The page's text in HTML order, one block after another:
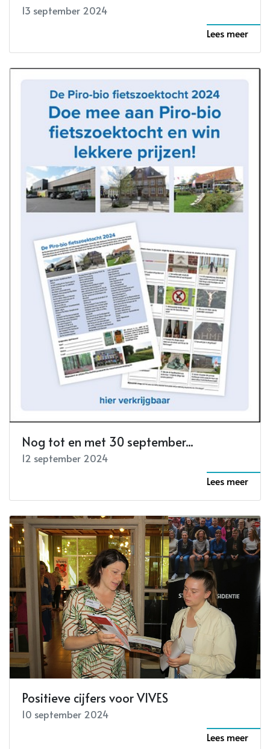
13 september 2024
Lees meer
Nog tot en met 30 september...
12 september 2024
Lees meer
Positieve cijfers voor VIVES
10 september 2024
Lees meer